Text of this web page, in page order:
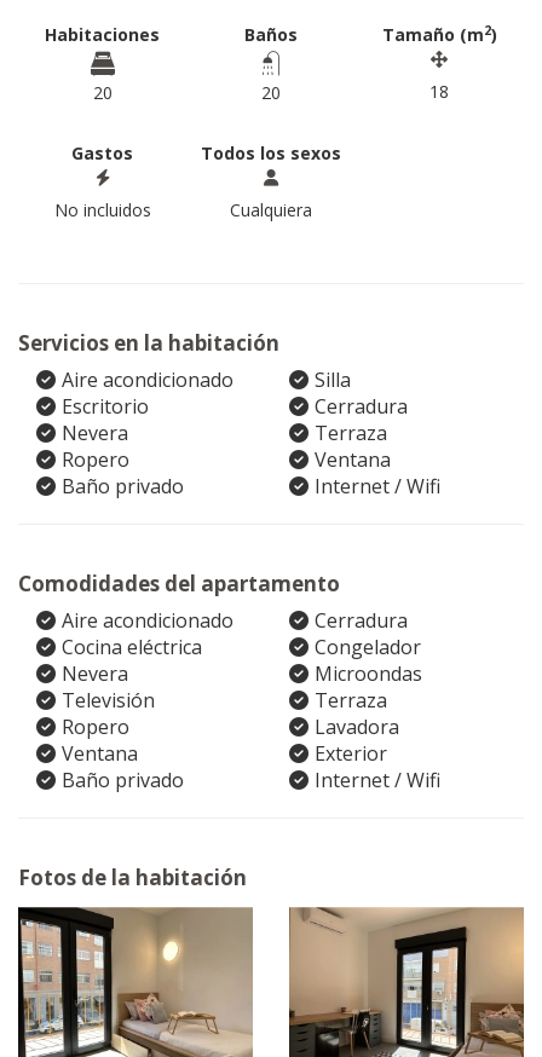
Habitaciones
20
Baños
20
Tamaño (m2)
18
Gastos
No incluidos
Todos los sexos
Cualquiera
Servicios en la habitación
Aire acondicionado
Silla
Escritorio
Cerradura
Nevera
Terraza
Ropero
Ventana
Baño privado
Internet / Wifi
Comodidades del apartamento
Aire acondicionado
Cerradura
Cocina eléctrica
Congelador
Nevera
Microondas
Televisión
Terraza
Ropero
Lavadora
Ventana
Exterior
Baño privado
Internet / Wifi
Fotos de la habitación